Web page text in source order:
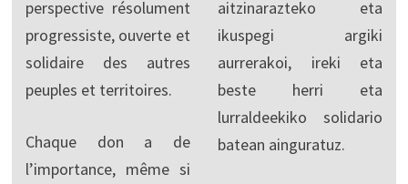
perspective résolument
progressiste, ouverte et
solidaire des autres
peuples et territoires.
Chaque don a de
l’importance, même si
aitzinarazteko eta
ikuspegi argiki
aurrerakoi, ireki eta
beste herri eta
lurraldeekiko solidario
batean ainguratuz.